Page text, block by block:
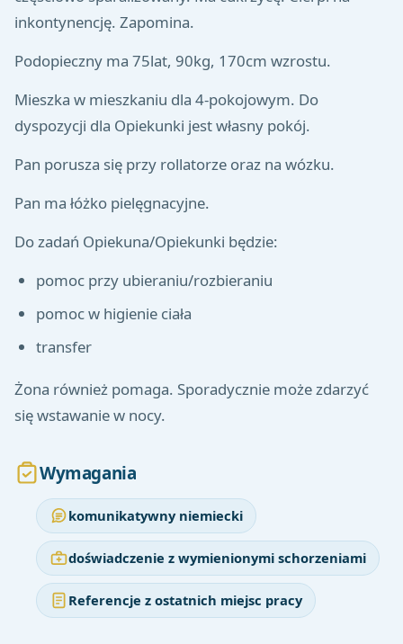
inkontynencję. Zapomina.
Podopieczny ma 75lat, 90kg, 170cm wzrostu.
Mieszka w mieszkaniu dla 4-pokojowym. Do
dyspozycji dla Opiekunki jest własny pokój.
Pan porusza się przy rollatorze oraz na wózku.
Pan ma łóżko pielęgnacyjne.
Do zadań Opiekuna/Opiekunki będzie:
pomoc przy ubieraniu/rozbieraniu
pomoc w higienie ciała
transfer
Żona również pomaga. Sporadycznie może zdarzyć
się wstawanie w nocy.
Wymagania
komunikatywny niemiecki
doświadczenie z wymienionymi schorzeniami
Referencje z ostatnich miejsc pracy